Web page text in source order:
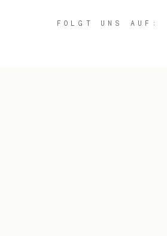
FOLGT UNS AUF: